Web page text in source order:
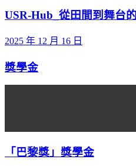
USR-Hub_從田間到舞台
2025 年 12 月 16 日
獎學金
「巴黎獎」獎學金